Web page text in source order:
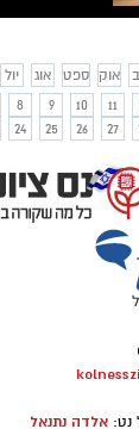
מקום אחר.
וממכרים מעץ
חוויה לכל
ליישוב
יול אוג ספט אוק
8 9 10 11
24 25 26 27
נט: אלדה נתנאל